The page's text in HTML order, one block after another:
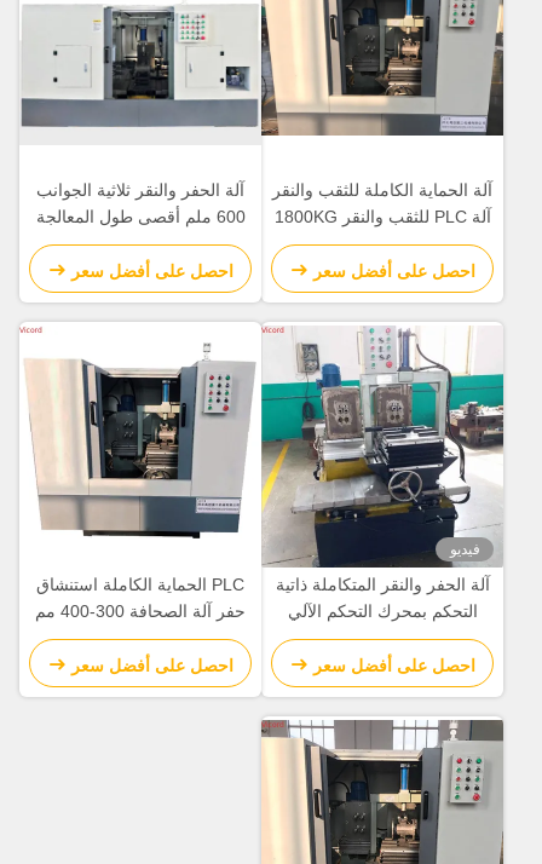
آلة الحماية الكاملة للثقب والنقر
آلة PLC للثقب والنقر 1800KG
احصل على أفضل سعر
آلة الحفر والنقر ثلاثية الجوانب
600 ملم أقصى طول المعالجة
3500 كجم
احصل على أفضل سعر
فيديو
آلة الحفر والنقر المتكاملة ذاتية
التحكم بمحرك التحكم الآلي
YCZG200/300 HT
احصل على أفضل سعر
PLC الحماية الكاملة استنشاق
حفر آلة الصحافة 300-400 مم
الجهاز المتوسط إلى
Cenctemaximum طول التصنيع
احصل على أفضل سعر